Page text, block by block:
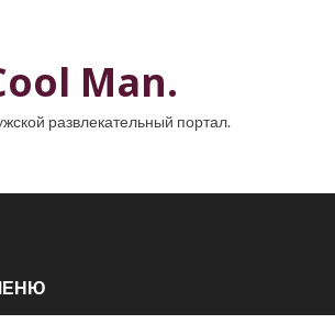
Man.
развлекательный портал.